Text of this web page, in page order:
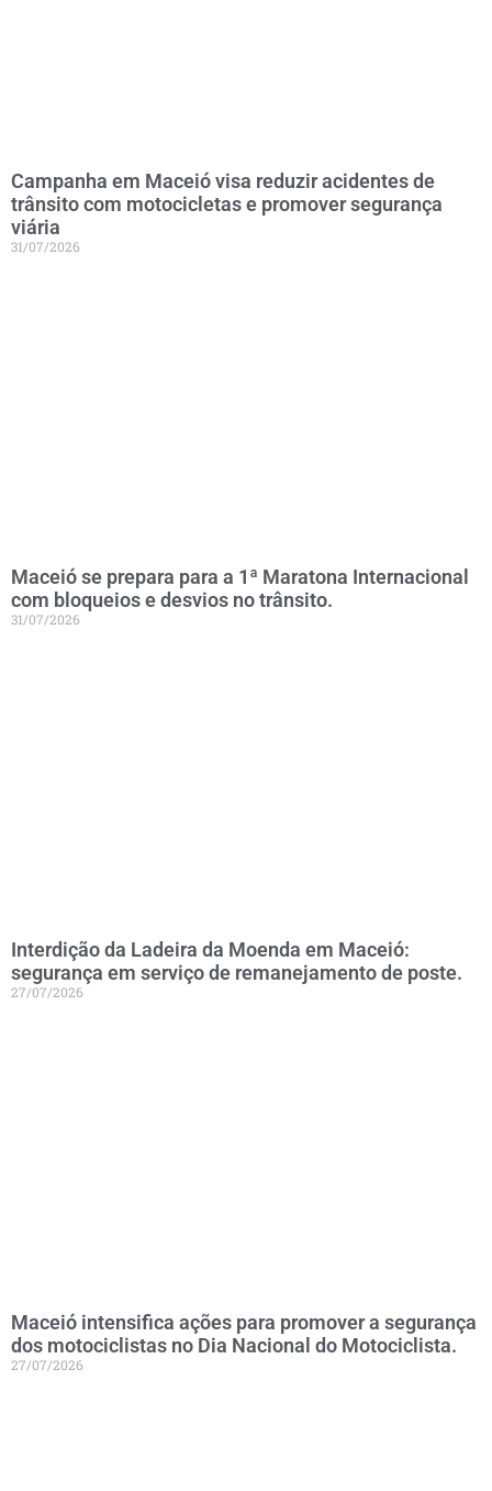
Campanha em Maceió visa reduzir acidentes de
trânsito com motocicletas e promover segurança
viária
31/07/2026
Maceió se prepara para a 1ª Maratona Internacional
com bloqueios e desvios no trânsito.
31/07/2026
Interdição da Ladeira da Moenda em Maceió:
segurança em serviço de remanejamento de poste.
27/07/2026
Maceió intensifica ações para promover a segurança
dos motociclistas no Dia Nacional do Motociclista.
27/07/2026